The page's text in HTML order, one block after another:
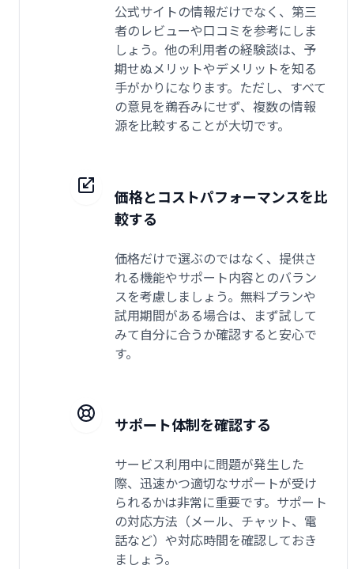
公式サイトの情報だけでなく、第三
者のレビューや口コミを参考にしま
しょう。他の利用者の経験談は、予
期せぬメリットやデメリットを知る
手がかりになります。ただし、すべて
の意見を鵜呑みにせず、複数の情報
源を比較することが大切です。
価格とコストパフォーマンスを比
較する
価格だけで選ぶのではなく、提供さ
れる機能やサポート内容とのバラン
スを考慮しましょう。無料プランや
試用期間がある場合は、まず試して
みて自分に合うか確認すると安心で
す。
サポート体制を確認する
サービス利用中に問題が発生した
際、迅速かつ適切なサポートが受け
られるかは非常に重要です。サポート
の対応方法（メール、チャット、電
話など）や対応時間を確認しておき
ましょう。